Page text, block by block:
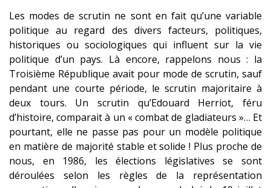
Les modes de scrutin ne sont en fait qu’une variable
politique au regard des divers facteurs, politiques,
historiques ou sociologiques qui influent sur la vie
politique d’un pays. Là encore, rappelons nous : la
Troisième République avait pour mode de scrutin, sauf
pendant une courte période, le scrutin majoritaire à
deux tours. Un scrutin qu’Edouard Herriot, féru
d’histoire, comparait à un « combat de gladiateurs »… Et
pourtant, elle ne passe pas pour un modèle politique
en matière de majorité stable et solide ! Plus proche de
nous, en 1986, les élections législatives se sont
déroulées selon les règles de la représentation